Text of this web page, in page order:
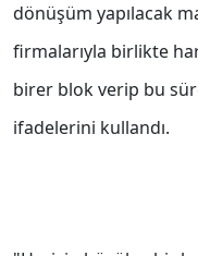
dönüşüm yapılacak
firmalarıyla birlikte
birer blok verip bu
ifadelerini kullandı.